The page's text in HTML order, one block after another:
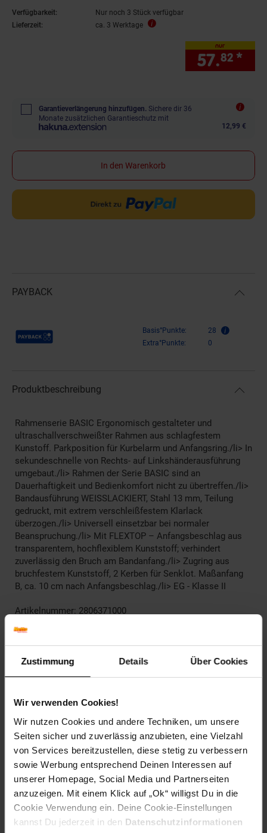
Zustimmung Details Über Cookies
Wir verwenden Cookies!
Wir nutzen Cookies und andere Techniken, um unsere
Seiten sicher und zuverlässig anzubieten, eine Vielzahl
von Services bereitzustellen, diese stetig zu verbessern
sowie Werbung entsprechend Deinen Interessen auf
unserer Homepage, Social Media und Partnerseiten
anzuzeigen. Mit einem Klick auf „Ok“ willigst Du in die
Cookie Verwendung ein. Deine Cookie-Einstellungen
kannst Du jederzeit in den Datenschutzinformationen
Verfügbarkeit:
Nur noch 3 Stück verfügbar
Lieferzeit:
ca. 3 Werktage
nur
57.82 *
Garantieverlängerung hinzufügen. Sichere dir 36
Monate zusätzlichen Garantieschutz mit
12,99 €
In den Warenkorb
PAYBACK
Payback Punkte Basis°Punkte:
28
Extra°Punkte:
0
Produktbeschreibung
Rahmenserie BASIC Ergonomisch gestalteter und
ultraschallverschweißter Rahmen aus schlagfestem
Kunstoff. Parkposition für Kurbelarm und Anfangsring./li> In
sekundeschnelle von Rechts- auf Linkshänderausführung
umgebaut./li> Rahmen der Serie BASIC sind an
Dauerhaftigkeit und Bedienkomfort nicht zu übertreffen./li>
Bandausführung WEISSLACKIERT, Stahl 13 mm, Teilung
gedruckt, mit extrem verschleißfestem Klarlack
überzogen./li> Universell einsetzbar bei normaler
Beanspruchung./li> Mit FLEXTOP – Anfangsbeschlag aus
transparentem, hochflexiblem Kunststoff; verhindert
zuverlässig den Bruch am Bandanfang./li> Zugring aus
bruchfestem Kunststoff, 2 Kerben für Senklot. Maßanfang
B, ca. 10 cm nach Anfangsbeschlag./li> EG - Klasse II
Artikelnummer: 2806371000
Artikel gehört zur Kategorie:
Herstellerinformationen
Fußzeile
Weitere Online-Angebote